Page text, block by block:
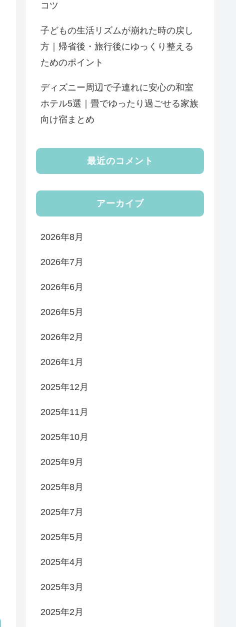
コツ
子どもの生活リズムが崩れた時の戻し
方｜帰省後・旅行後にゆっくり整える
ためのポイント
ディズニー周辺で子連れに安心の和室
ホテル5選｜畳でゆったり過ごせる家族
向け宿まとめ
最近のコメント
アーカイブ
2026年8月
2026年7月
2026年6月
2026年5月
2026年2月
2026年1月
2025年12月
2025年11月
2025年10月
2025年9月
2025年8月
2025年7月
2025年5月
2025年4月
2025年3月
2025年2月